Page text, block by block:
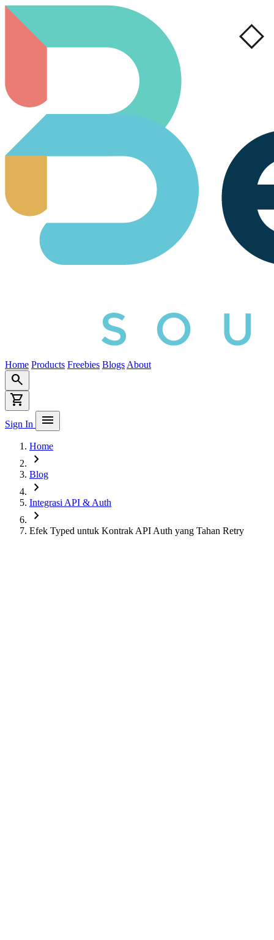
Home Products Freebies Blogs About
search
shopping_cart
Sign In menu
Home
chevron_right
Blog
chevron_right
Integrasi API & Auth
chevron_right
Efek Typed untuk Kontrak API Auth yang Tahan Retry